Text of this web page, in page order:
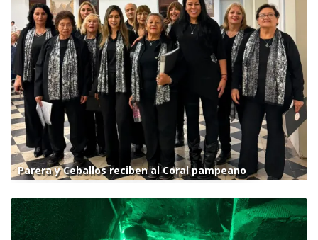
Parera y Ceballos reciben al Coral pampeano